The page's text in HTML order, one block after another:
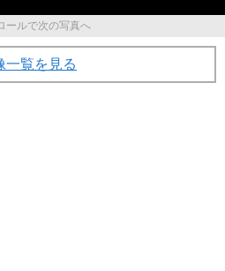
ールで次の写真へ
一覧を見る